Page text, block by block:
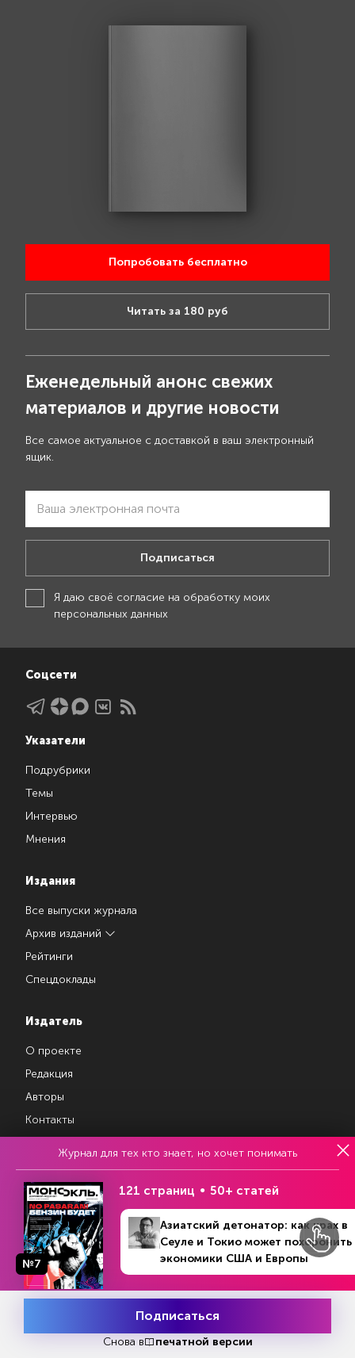
№8 (1331) В номере
Попробовать бесплатно
Читать за 180 руб
Еженедельный анонс свежих
материалов и другие новости
Все самое актуальное с доставкой в ваш электронный
ящик.
Подписаться
Я даю своё согласие на обработку моих
персональных данных
Соцсети
Указатели
Подрубрики
Темы
Интервью
Мнения
Издания
Все выпуски журнала
Архив изданий
Рейтинги
Спецдоклады
Издатель
О проекте
Редакция
Авторы
Контакты
Магазин подписок
Рекламодателям
Посодействуй Monocle.ru
Свидетельство о регистрации средства массовой информации Эл
по надзору в сфере массовых коммуникаций, связи и охраны
культурного наследия
Попробовать
Журнал для тех кто знает, но хочет понимать
№7
121 страниц 50+ статей
Азиатский детонатор: как крах в
Сеуле и Токио может похоронить
экономики США и Европы
Подписаться
Снова в печатной версии